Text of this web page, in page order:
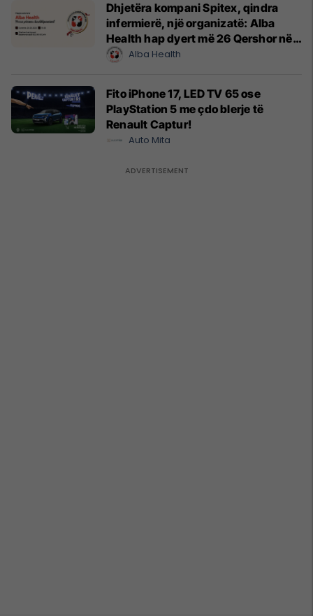
Dhjetëra kompani Spitex, qindra
infermierë, një organizatë: Alba
Health hap dyert më 26 Qershor në
CyrihAlba Health
Fito iPhone 17, LED TV 65 ose
PlayStation 5 me çdo blerje të
Renault Captur!
Auto Mita